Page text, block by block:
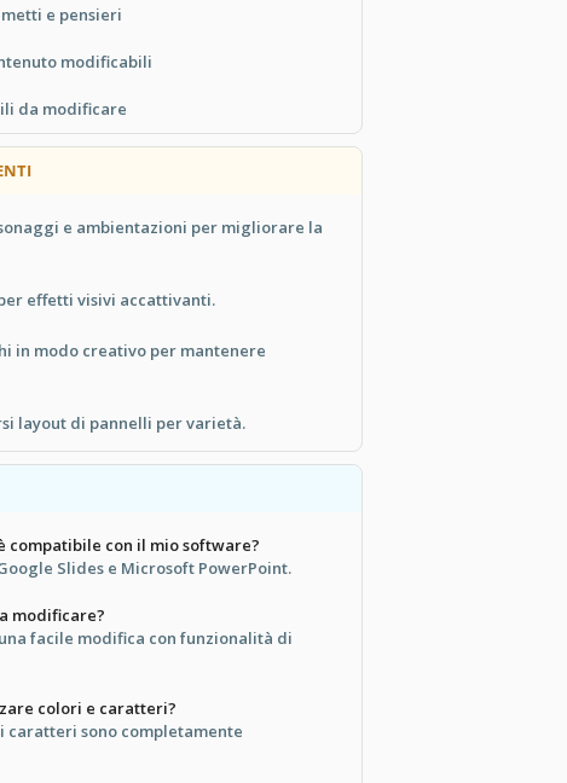
e pensieri
modificabili
da modificare
e ambientazioni per migliorare la
effetti visivi accattivanti.
in modo creativo per mantenere
layout di pannelli per varietà.
compatibile con il mio software?
Slides e Microsoft PowerPoint.
modificare?
facile modifica con funzionalità di
colori e caratteri?
caratteri sono completamente